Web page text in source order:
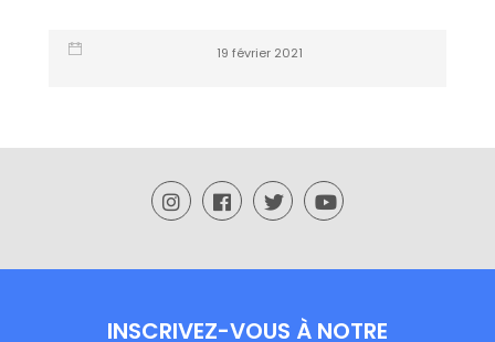
19 février 2021
INSCRIVEZ-VOUS À NOTRE